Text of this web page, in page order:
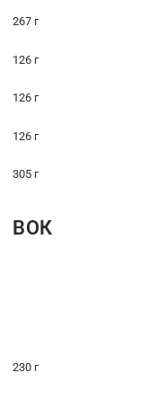
267 г
126 г
126 г
126 г
305 г
ВОК
230 г